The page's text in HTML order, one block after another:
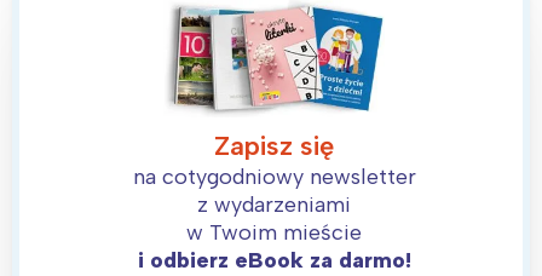
Zapisz się
na cotygodniowy newsletter
z wydarzeniami
w Twoim mieście
i odbierz eBook za darmo!